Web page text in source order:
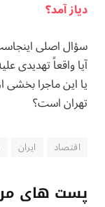
دیاز آمد؟
سؤال اصلی
آیا واقعاً تهدیدی
یا این ماجرا
تهران است؟
اقتصاد ایران
پست های